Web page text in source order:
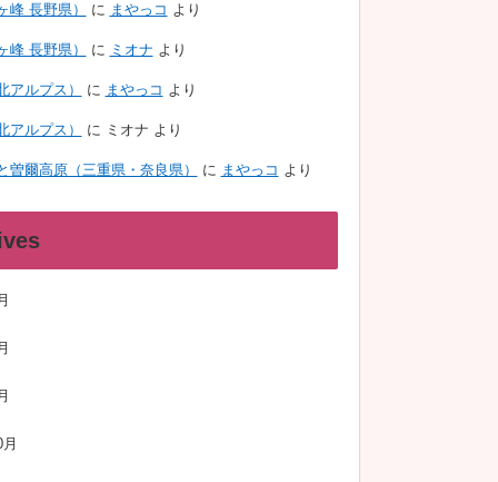
峰 長野県） に まやっコ より
峰 長野県） に ミオナ より
アルプス） に まやっコ より
アルプス） に ミオナ より
曽爾高原（三重県・奈良県） に まやっコ より